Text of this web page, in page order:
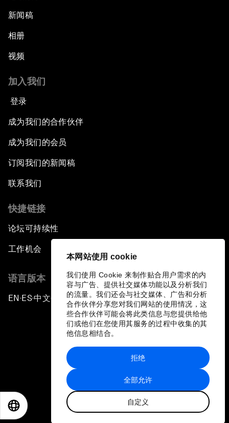
本网站使用 cookie
我们使用 Cookie 来制作贴合用户需求的内
容与广告、提供社交媒体功能以及分析我们
的流量。我们还会与社交媒体、广告和分析
合作伙伴分享您对我们网站的使用情况，这
些合作伙伴可能会将此类信息与您提供给他
们或他们在您使用其服务的过程中收集的其
他信息相结合。
全部允许
自定义
拒绝
新闻稿
相册
视频
加入我们
登录
成为我们的合作伙伴
成为我们的会员
订阅我们的新闻稿
联系我们
快捷链接
论坛可持续性
工作机会
语言版本
EN ▪ES▪中文▪ 日本語
站点地图
世界经济论坛